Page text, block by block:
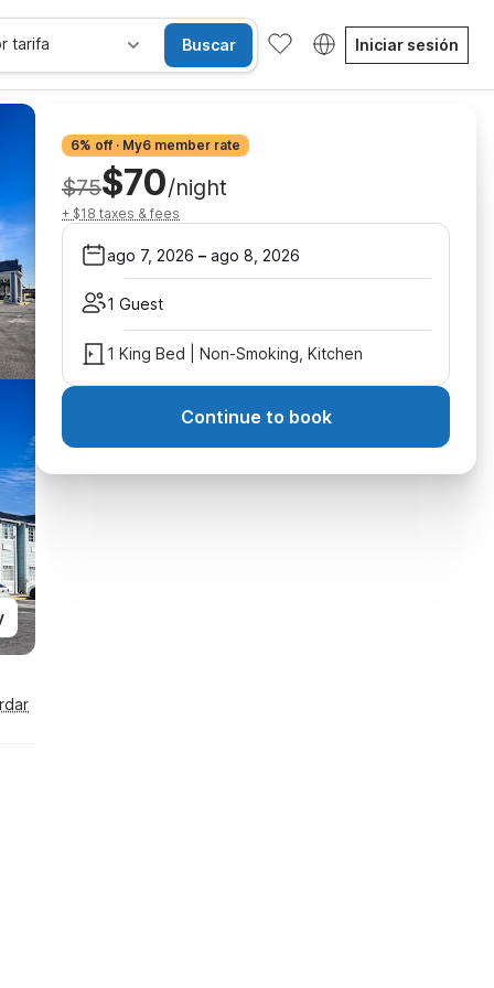
tarifa Buscar Iniciar sesión
6% off · My6 member rate
$75$70/night
+ $18 taxes & fees
ago 7, 2026 – ago 8, 2026
1 Guest
1 King Bed | Non-Smoking, Kitchen
Continue to book